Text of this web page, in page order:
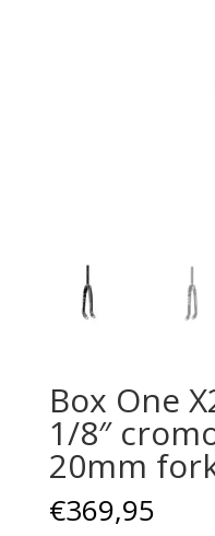
Box One
1/8″
20mm
€369,95